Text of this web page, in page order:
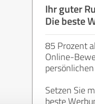
Ihr guter
Die beste
85 Prozent
Online-
Setzen Sie
beste